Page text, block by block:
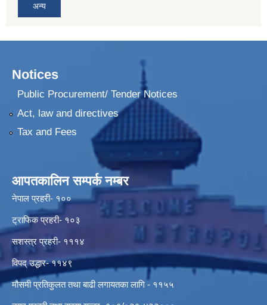
अन्य
Notices
Public Procurement/ Tender Notices
Act, law and directives
Tax and Fees
आपतकालिन सम्पर्क नम्बर
नेपाल प्रहरी- १००
ट्राफिक प्रहरी- १०३
सशस्त्र प्रहरी- १११४
विपद् उद्धार- ११४९
मौसमी प्रतिकुलत तथा बाढी लगायतका लागि - ११५५